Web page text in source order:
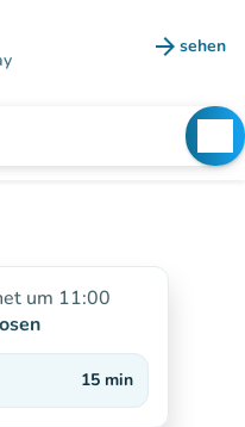
arrow_forward sehen
(new
um 11:00
15 min